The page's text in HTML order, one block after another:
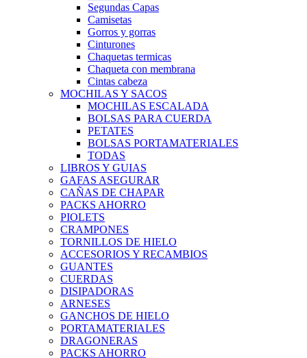
Segundas Capas
Camisetas
Gorros y gorras
Cinturones
Chaquetas termicas
Chaqueta con membrana
Cintas cabeza
MOCHILAS Y SACOS
MOCHILAS ESCALADA
BOLSAS PARA CUERDA
PETATES
BOLSAS PORTAMATERIALES
TODAS
LIBROS Y GUIAS
GAFAS ASEGURAR
CAÑAS DE CHAPAR
PACKS AHORRO
PIOLETS
CRAMPONES
TORNILLOS DE HIELO
ACCESORIOS Y RECAMBIOS
GUANTES
CUERDAS
DISIPADORAS
ARNESES
GANCHOS DE HIELO
PORTAMATERIALES
DRAGONERAS
PACKS AHORRO